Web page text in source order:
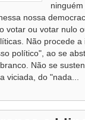
nossa
votar ou votar nulo
Não procede a
político", ao se
Não se
viciada, do "nada...